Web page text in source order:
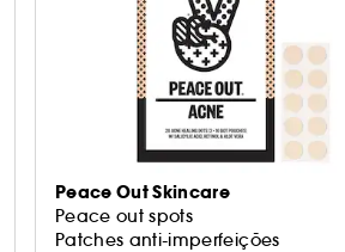
Peace Out Skincare
Peace out spots
Patches anti-imperfeições